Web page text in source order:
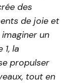
des
de joie et
un
la
propulser
tout en